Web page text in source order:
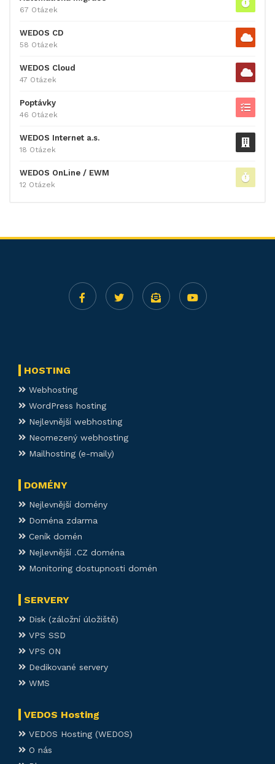
67 Otázek
WEDOS CD
58 Otázek
WEDOS Cloud
47 Otázek
Poptávky
46 Otázek
WEDOS Internet a.s.
18 Otázek
WEDOS OnLine / EWM
12 Otázek
HOSTING
Webhosting
WordPress hosting
Nejlevnější webhosting
Neomezený webhosting
Mailhosting (e-maily)
DOMÉNY
Nejlevnější domény
Doména zdarma
Ceník domén
Nejlevnější .CZ doména
Monitoring dostupnosti domén
SERVERY
Disk (záložní úložiště)
VPS SSD
VPS ON
Dedikované servery
WMS
VEDOS Hosting
VEDOS Hosting (WEDOS)
O nás